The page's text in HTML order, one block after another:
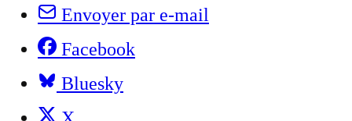
Envoyer par e-mail
Facebook
Bluesky